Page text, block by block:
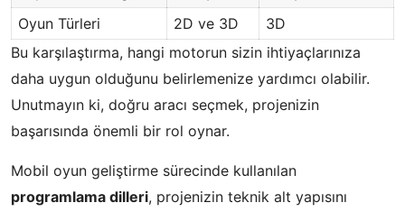
Oyun Türleri
2D ve 3D
3D
Bu karşılaştırma, hangi motorun sizin ihtiyaçlarınıza
daha uygun olduğunu belirlemenize yardımcı olabilir.
Unutmayın ki, doğru aracı seçmek, projenizin
başarısında önemli bir rol oynar.
Mobil oyun geliştirme sürecinde kullanılan
programlama dilleri, projenizin teknik alt yapısını